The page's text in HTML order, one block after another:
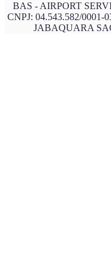
BAS - AIRPORT
CNPJ: 04.543.582/0001-
JABAQUARA